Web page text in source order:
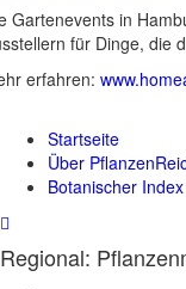
Gartenevents in
für Dinge, die
erfahren:
Startseite
Über
Botanischer Index
Regional: